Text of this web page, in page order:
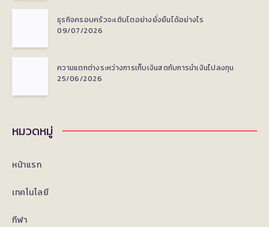
ธุรกิจครอบครัวจะเติบโตอย่างยั่งยืนได้อย่างไร
09/07/2026
ความแตกต่างระหว่างการเก็บเงินสดกับการนำเงินไปลงทุน
25/06/2026
หมวดหมู่
หน้าแรก
เทคโนโลยี
กีฬา